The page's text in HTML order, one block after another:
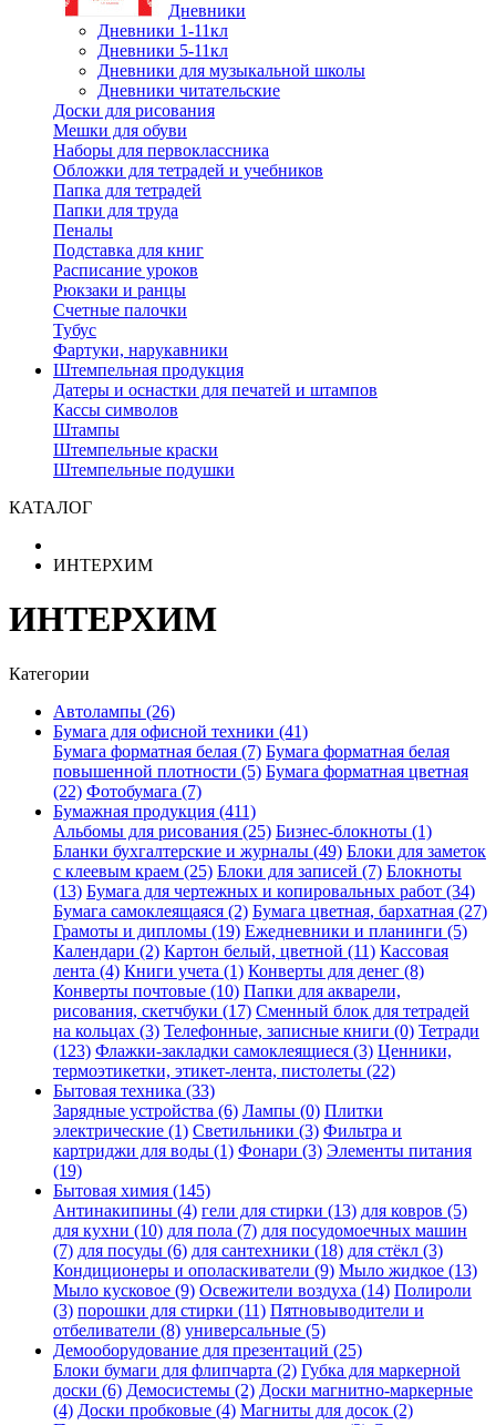
Дневники
Дневники 1-11кл
Дневники 5-11кл
Дневники для музыкальной школы
Дневники читательские
Доски для рисования
Мешки для обуви
Наборы для первоклассника
Обложки для тетрадей и учебников
Папка для тетрадей
Папки для труда
Пеналы
Подставка для книг
Расписание уроков
Рюкзаки и ранцы
Счетные палочки
Тубус
Фартуки, нарукавники
Штемпельная продукция
Датеры и оснастки для печатей и штампов
Кассы символов
Штампы
Штемпельные краски
Штемпельные подушки
КАТАЛОГ
ИНТЕРХИМ
ИНТЕРХИМ
Категории
Автолампы (26)
Бумага для офисной техники (41)
Бумага форматная белая (7) Бумага форматная белая
повышенной плотности (5) Бумага форматная цветная
(22) Фотобумага (7)
Бумажная продукция (411)
Альбомы для рисования (25) Бизнес-блокноты (1)
Бланки бухгалтерские и журналы (49) Блоки для заметок
с клеевым краем (25) Блоки для записей (7) Блокноты
(13) Бумага для чертежных и копировальных работ (34)
Бумага самоклеящаяся (2) Бумага цветная, бархатная (27)
Грамоты и дипломы (19) Ежедневники и планинги (5)
Календари (2) Картон белый, цветной (11) Кассовая
лента (4) Книги учета (1) Конверты для денег (8)
Конверты почтовые (10) Папки для акварели,
рисования, скетчбуки (17) Сменный блок для тетрадей
на кольцах (3) Телефонные, записные книги (0) Тетради
(123) Флажки-закладки самоклеящиеся (3) Ценники,
термоэтикетки, этикет-лента, пистолеты (22)
Бытовая техника (33)
Зарядные устройства (6) Лампы (0) Плитки
электрические (1) Светильники (3) Фильтра и
картриджи для воды (1) Фонари (3) Элементы питания
(19)
Бытовая химия (145)
Антинакипины (4) гели для стирки (13) для ковров (5)
для кухни (10) для пола (7) для посудомоечных машин
(7) для посуды (6) для сантехники (18) для стёкл (3)
Кондиционеры и ополаскиватели (9) Мыло жидкое (13)
Мыло кусковое (9) Освежители воздуха (14) Полироли
(3) порошки для стирки (11) Пятновыводители и
отбеливатели (8) универсальные (5)
Демооборудование для презентаций (25)
Блоки бумаги для флипчарта (2) Губка для маркерной
доски (6) Демосистемы (2) Доски магнитно-маркерные
(4) Доски пробковые (4) Магниты для досок (2)